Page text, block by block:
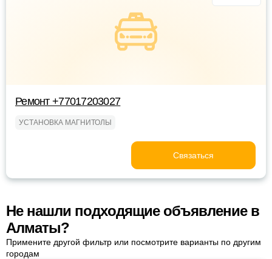
Ремонт +77017203027
УСТАНОВКА МАГНИТОЛЫ
Связаться
Не нашли подходящие объявление в
Алматы?
Примените другой фильтр или посмотрите варианты по другим
городам